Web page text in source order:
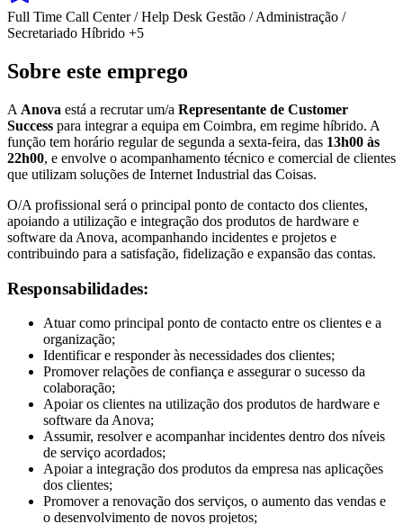
Full Time Call Center / Help Desk Gestão / Administração /
Secretariado Híbrido +5
Sobre este emprego
A Anova está a recrutar um/a Representante de Customer
Success para integrar a equipa em Coimbra, em regime híbrido. A
função tem horário regular de segunda a sexta-feira, das 13h00 às
22h00, e envolve o acompanhamento técnico e comercial de clientes
que utilizam soluções de Internet Industrial das Coisas.
O/A profissional será o principal ponto de contacto dos clientes,
apoiando a utilização e integração dos produtos de hardware e
software da Anova, acompanhando incidentes e projetos e
contribuindo para a satisfação, fidelização e expansão das contas.
Responsabilidades:
Atuar como principal ponto de contacto entre os clientes e a
organização;
Identificar e responder às necessidades dos clientes;
Promover relações de confiança e assegurar o sucesso da
colaboração;
Apoiar os clientes na utilização dos produtos de hardware e
software da Anova;
Assumir, resolver e acompanhar incidentes dentro dos níveis
de serviço acordados;
Apoiar a integração dos produtos da empresa nas aplicações
dos clientes;
Promover a renovação dos serviços, o aumento das vendas e
o desenvolvimento de novos projetos;